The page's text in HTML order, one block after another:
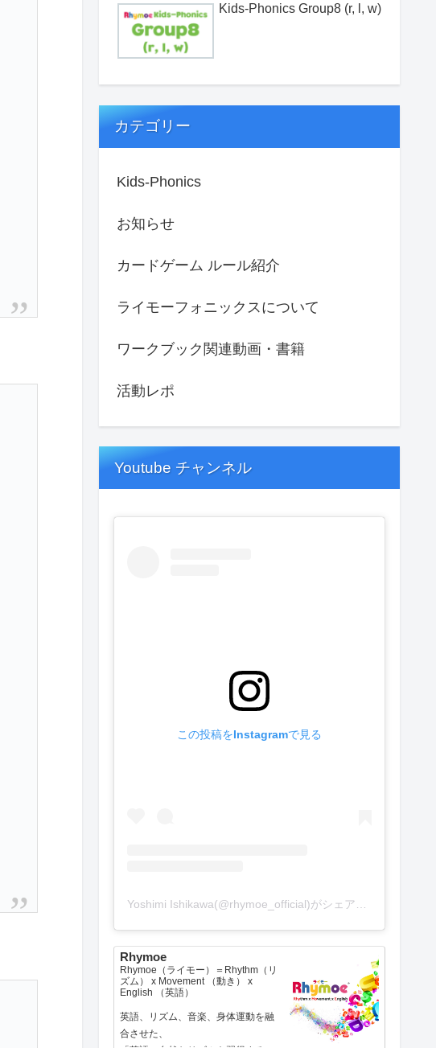
Kids-Phonics Group8 (r, l, w)
カテゴリー
Kids-Phonics
お知らせ
カードゲーム ルール紹介
ライモーフォニックスについて
ワークブック関連動画・書籍
活動レポ
Youtube チャンネル
この投稿をInstagramで見る
Rhymoe
Rhymoe（ライモー）＝Rhythm（リ
ズム） x Movement （動き） x
English （英語）
英語、リズム、音楽、身体運動を融
合させた、